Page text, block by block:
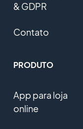
& GDPR
Contato
PRODUTO
App para loja
online